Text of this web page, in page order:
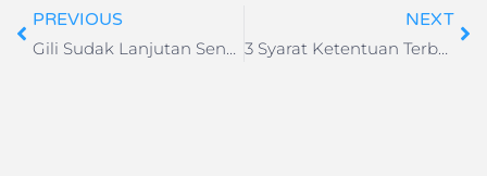
PREVIOUS
Gili Sudak Lanjutan Sensasi Pesona Keindahan Lombok Barat
NEXT
3 Syarat Ketentuan Terbaru Naik Kereta Api KAI 18 sd 24 mei 2021